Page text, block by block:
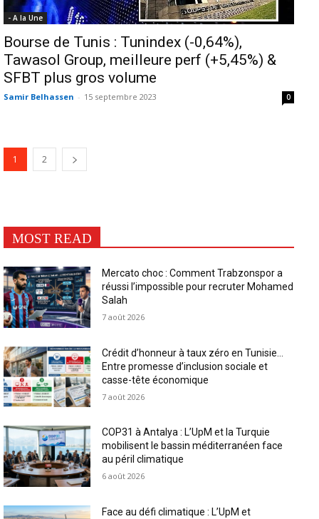
- A la Une
Bourse de Tunis : Tunindex (-0,64%),
Tawasol Group, meilleure perf (+5,45%) &
SFBT plus gros volume
Samir Belhassen - 15 septembre 2023 0
1 2
MOST READ
Mercato choc : Comment Trabzonspor a
réussi l’impossible pour recruter Mohamed
Salah
7 août 2026
Crédit d’honneur à taux zéro en Tunisie…
Entre promesse d’inclusion sociale et
casse-tête économique
7 août 2026
COP31 à Antalya : L’UpM et la Turquie
mobilisent le bassin méditerranéen face
au péril climatique
6 août 2026
Face au défi climatique : L’UpM et